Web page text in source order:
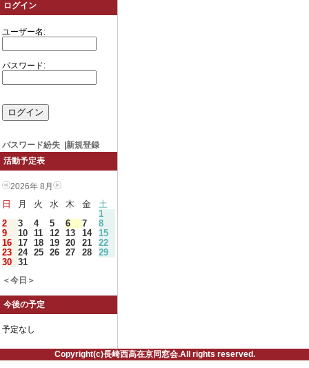
ログイン
ユーザー名:
パスワード:
パスワード紛失
新規登録
活動予定表
2026年 8月
日 月 火 水 木 金
土
1
2
3 4 5 6 7
8
9
10 11 12 13 14
15
16 17 18 19 20 21
22
23 24 25 26 27 28
29
30 31
＜今日＞
今後の予定
予定なし
Copyright(c)長崎西高在京同窓会.All rights reserved.